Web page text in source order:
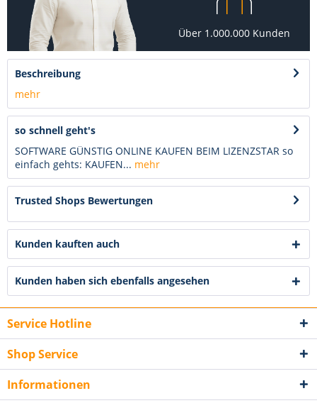
Über 1.000.000 Kunden
Beschreibung
mehr
so schnell geht's
SOFTWARE GÜNSTIG ONLINE KAUFEN BEIM LIZENZSTAR so
einfach gehts: KAUFEN... mehr
Trusted Shops Bewertungen
Kunden kauften auch
Kunden haben sich ebenfalls angesehen
Service Hotline
Shop Service
Informationen